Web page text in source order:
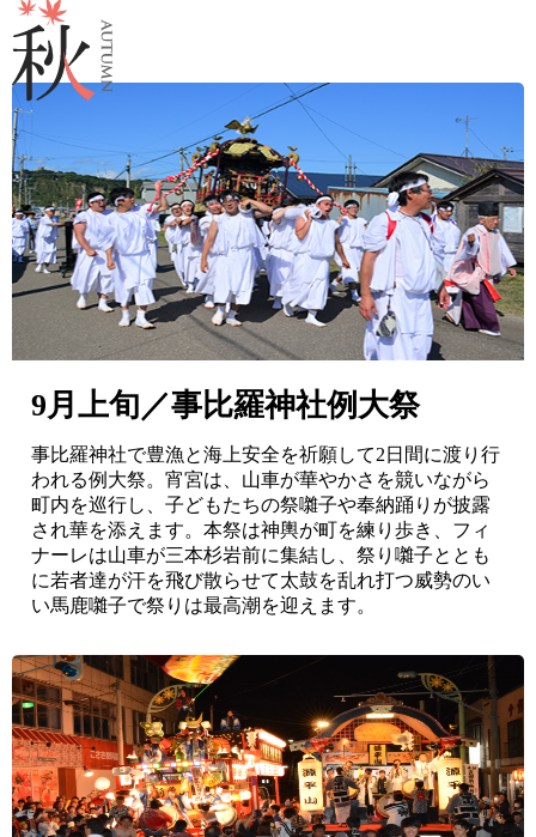
9月上旬／事比羅神社例大祭
事比羅神社で豊漁と海上安全を祈願して2日間に渡り行
われる例大祭。宵宮は、山車が華やかさを競いながら
町内を巡行し、子どもたちの祭囃子や奉納踊りが披露
され華を添えます。本祭は神輿が町を練り歩き、フィ
ナーレは山車が三本杉岩前に集結し、祭り囃子ととも
に若者達が汗を飛び散らせて太鼓を乱れ打つ威勢のい
い馬鹿囃子で祭りは最高潮を迎えます。